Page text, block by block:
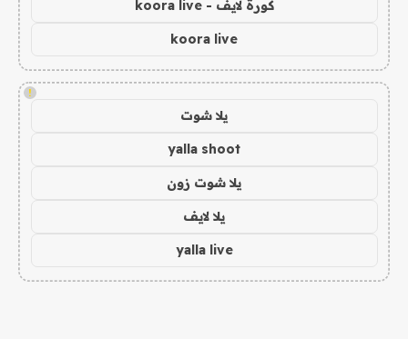
كورة لايف - koora live
koora live
!
يلا شوت
yalla shoot
يلا شوت زون
يلا لايف
yalla live